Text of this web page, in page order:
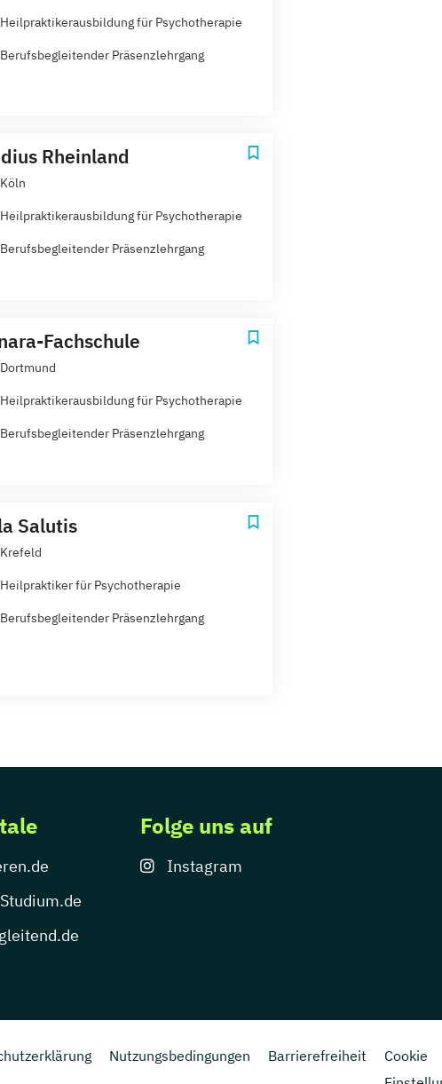
Heilpraktikerausbildung für Psychotherapie
Berufsbegleitender Präsenzlehrgang
Rheinland
Köln
Heilpraktikerausbildung für Psychotherapie
Berufsbegleitender Präsenzlehrgang
Fachschule
Dortmund
Heilpraktikerausbildung für Psychotherapie
Berufsbegleitender Präsenzlehrgang
Salutis
Krefeld
Heilpraktiker für Psychotherapie
Berufsbegleitender Präsenzlehrgang
Folge uns auf
Instagram
Nutzungsbedingungen Barrierefreiheit
Cookie